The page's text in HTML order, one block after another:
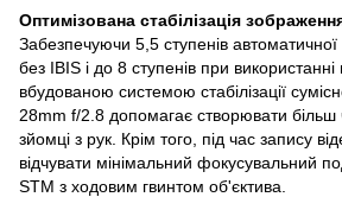
Оптимізована стабілізація
Забезпечуючи 5,5 ступенів автоматичної
без IBIS і до 8 ступенів при використанні
вбудованою системою стабілізації
28mm f/2.8 допомагає створювати більш
зйомці з рук. Крім того, під час запису
відчувати мінімальний фокусувальний
STM з ходовим гвинтом об'єктива.